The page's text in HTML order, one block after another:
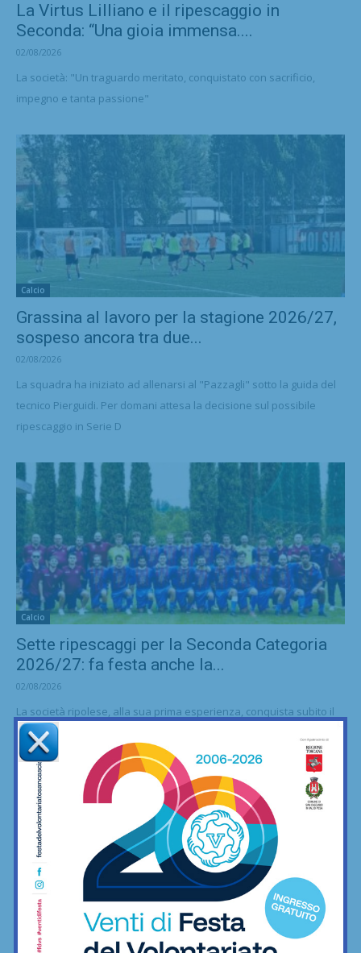
La Virtus Lilliano e il ripescaggio in
Seconda: “Una gioia immensa....
02/08/2026
La società: "Un traguardo meritato, conquistato con sacrificio,
impegno e tanta passione"
Calcio
Grassina al lavoro per la stagione 2026/27,
sospeso ancora tra due...
02/08/2026
La squadra ha iniziato ad allenarsi al "Pazzagli" sotto la guida del
tecnico Pierguidi. Per domani attesa la decisione sul possibile
ripescaggio in Serie D
Calcio
Sette ripescaggi per la Seconda Categoria
2026/27: fa festa anche la...
02/08/2026
La società ripolese, alla sua prima esperienza, conquista subito il
passaggio alla categoria superiore
Calcio